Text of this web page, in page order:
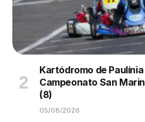
Kartódromo de
Campeonato San
(8)
05/08/2026